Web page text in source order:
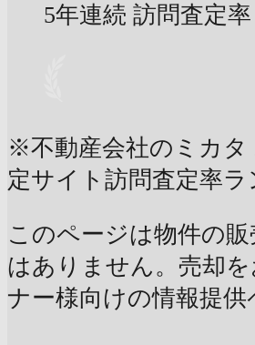
5年連続 訪問査定率
※不動産会社のミカタ
定サイト訪問査定率
このページは物件の
はありません。売却
ナー様向けの情報提供